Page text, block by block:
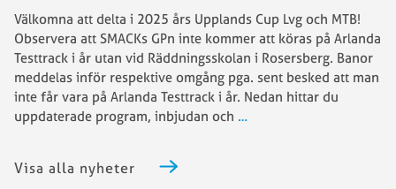
Välkomna att delta i 2025 års Upplands Cup Lvg och MTB!
Observera att SMACKs GPn inte kommer att köras på Arlanda
Testtrack i år utan vid Räddningsskolan i Rosersberg. Banor
meddelas inför respektive omgång pga. sent besked att man
inte får vara på Arlanda Testtrack i år. Nedan hittar du
uppdaterade program, inbjudan och …
Visa alla nyheter